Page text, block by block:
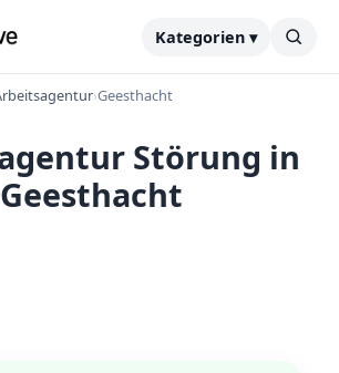
Kategorien ▾
›Geesthacht
Störung in
Geesthacht